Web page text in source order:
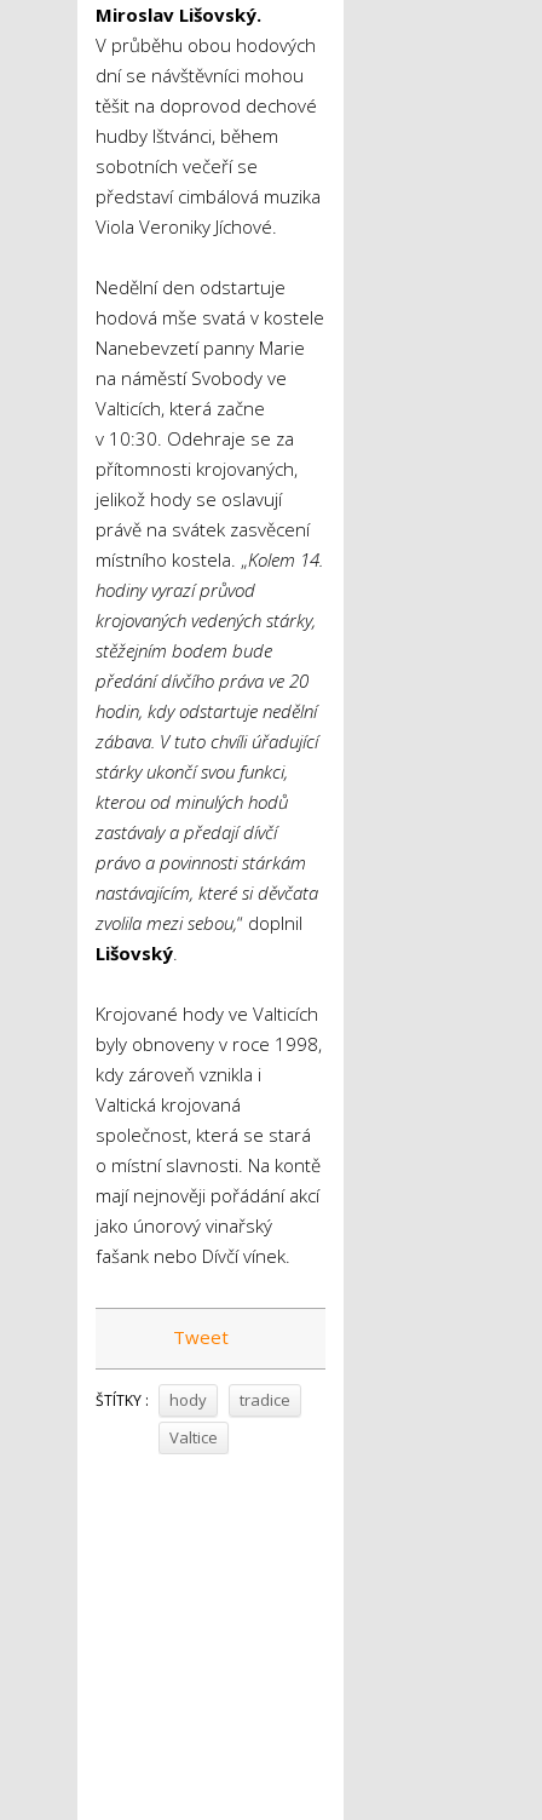
Miroslav Lišovský.
V průběhu obou hodových
dní se návštěvníci mohou
těšit na doprovod dechové
hudby Ištvánci, během
sobotních večeří se
představí cimbálová muzika
Viola Veroniky Jíchové.
Nedělní den odstartuje
hodová mše svatá v kostele
Nanebevzetí panny Marie
na náměstí Svobody ve
Valticích, která začne
v 10:30. Odehraje se za
přítomnosti krojovaných,
jelikož hody se oslavují
právě na svátek zasvěcení
místního kostela. „Kolem 14.
hodiny vyrazí průvod
krojovaných vedených stárky,
stěžejním bodem bude
předání dívčího práva ve 20
hodin, kdy odstartuje nedělní
zábava. V tuto chvíli úřadující
stárky ukončí svou funkci,
kterou od minulých hodů
zastávaly a předají dívčí
právo a povinnosti stárkám
nastávajícím, které si děvčata
zvolila mezi sebou,“ doplnil
Lišovský
Krojované hody ve Valticích
byly obnoveny v roce 1998,
kdy zároveň vznikla i
Valtická krojovaná
společnost, která se stará
o místní slavnosti. Na kontě
mají nejnověji pořádání akcí
jako únorový vinařský
fašank nebo Dívčí vínek.
Tweet
ŠTÍTKY : hody
tradice
Valtice